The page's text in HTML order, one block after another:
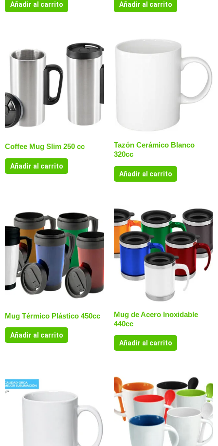
Añadir al carrito Añadir al carrito
Coffee Mug Slim 250 cc
Añadir al carrito
Tazón Cerámico Blanco
320cc
Añadir al carrito
Mug Térmico Plástico 450cc
Añadir al carrito
Mug de Acero Inoxidable
440cc
Añadir al carrito